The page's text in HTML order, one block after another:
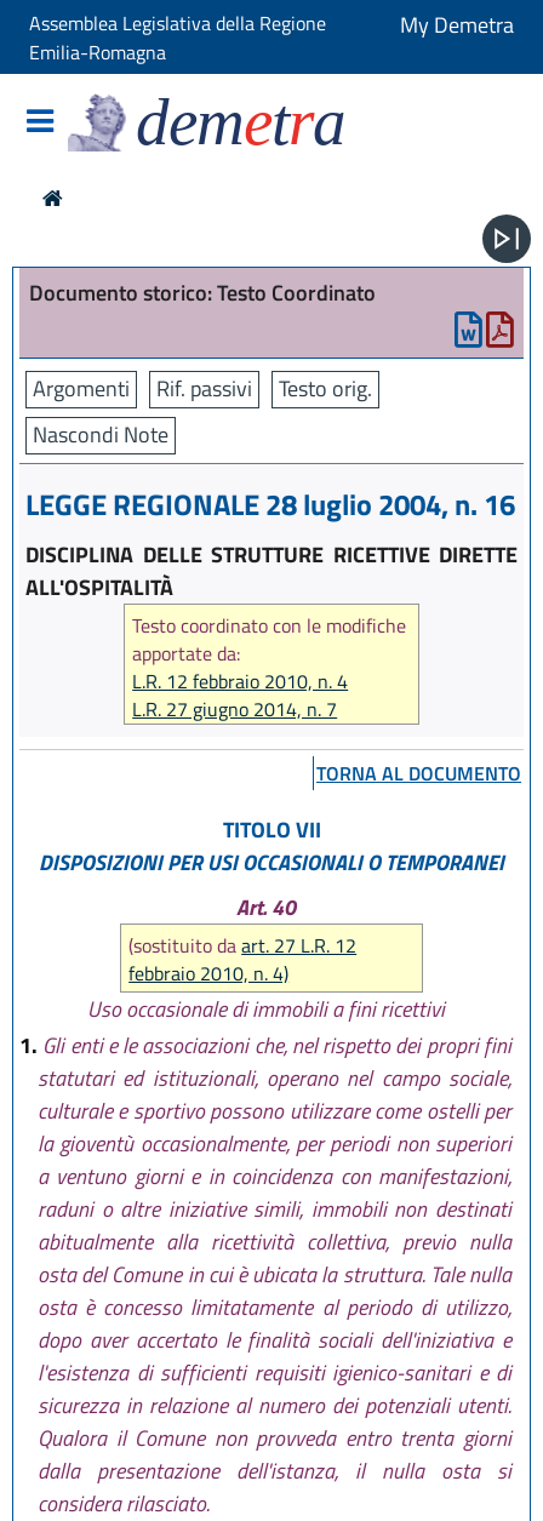
Assemblea Legislativa della Regione
Emilia-Romagna
My Demetra
demetra
Documento storico: Testo Coordinato
Argomenti Rif. passivi
Testo orig.
Nascondi Note
LEGGE REGIONALE 28 luglio 2004, n. 16
DISCIPLINA DELLE STRUTTURE RICETTIVE DIRETTE
ALL'OSPITALITÀ
Testo coordinato con le modifiche
apportate da:
L.R. 12 febbraio 2010, n. 4
L.R. 27 giugno 2014, n. 7
TORNA AL DOCUMENTO
TITOLO VII
DISPOSIZIONI PER USI OCCASIONALI O TEMPORANEI
Art. 40
(sostituito daart. 27 L.R. 12
febbraio 2010, n. 4)
Uso occasionale di immobili a fini ricettivi
1. Gli enti e le associazioni che, nel rispetto dei propri fini
statutari ed istituzionali, operano nel campo sociale,
culturale e sportivo possono utilizzare come ostelli per
la gioventù occasionalmente, per periodi non superiori
a ventuno giorni e in coincidenza con manifestazioni,
raduni o altre iniziative simili, immobili non destinati
abitualmente alla ricettività collettiva, previo nulla
osta del Comune in cui è ubicata la struttura. Tale nulla
osta è concesso limitatamente al periodo di utilizzo,
dopo aver accertato le finalità sociali dell'iniziativa e
l'esistenza di sufficienti requisiti igienico-sanitari e di
sicurezza in relazione al numero dei potenziali utenti.
Qualora il Comune non provveda entro trenta giorni
dalla presentazione dell'istanza, il nulla osta si
considera rilasciato.